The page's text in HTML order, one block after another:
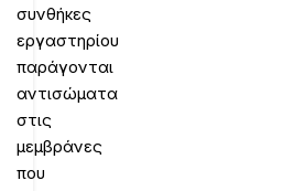
συνθήκες
εργαστηρίου
παράγονται
αντισώματα
στις
μεμβράνες
που